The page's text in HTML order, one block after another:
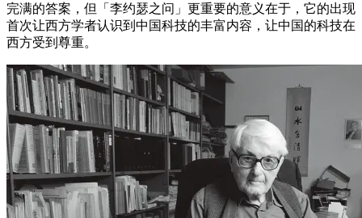
完满的答案，但「李约瑟之问」更重要的意义在于，它的出现
首次让西方学者认识到中国科技的丰富内容，让中国的科技在
西方受到尊重。